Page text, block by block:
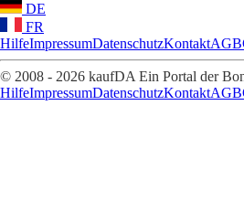
DE
FR
HilfeImpressumDatenschutzKontaktAGB
© 2008 - 2026 kaufDA Ein Portal der
HilfeImpressumDatenschutzKontaktAGB